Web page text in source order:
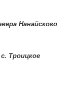
Нанайского
Троицкое